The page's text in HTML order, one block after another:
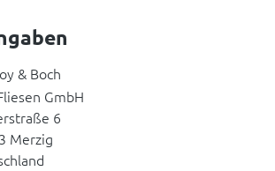
& Boch
GmbH
6
Merzig